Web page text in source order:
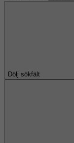
Dölj sökfält